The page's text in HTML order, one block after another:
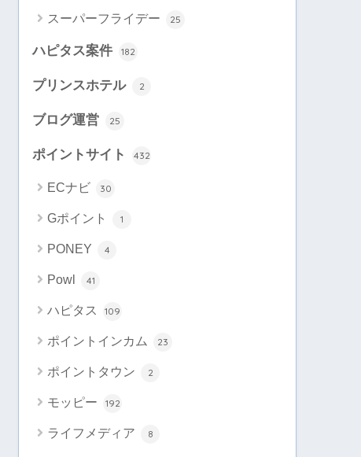
スーパーフライデー 25
ハピタス案件 182
プリンスホテル 2
ブログ運営 25
ポイントサイト 432
ECナビ 30
Gポイント 1
PONEY 4
Powl 41
ハピタス 109
ポイントインカム 23
ポイントタウン 2
モッピー 192
ライフメディア 8